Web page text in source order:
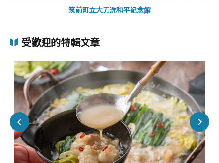
筑前町立大刀洗和平紀念館
受歡迎的特輯文章